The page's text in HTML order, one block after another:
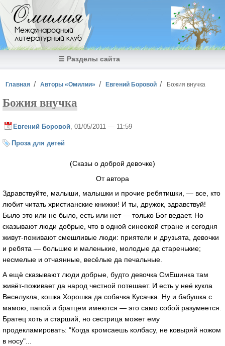
Перейти к основному содержанию
Омилия
Международный
литературный клуб
☰ Разделы сайта
Вы здесь
Главная Авторы «Омилии» Евгений Боровой Божия внучка
Божия внучка
Евгений Боровой , 01/05/2011 — 11:59
Проза для детей
(Сказы о доброй девочке)
От автора
Здравствуйте, малыши, малышки и прочие ребятишки, — все, кто
любит читать христианские книжки! И ты, дружок, здравствуй!
Было это или не было, есть или нет — только Бог ведает. Но
сказывают люди добрые, что в одной синеокой стране и сегодня
живут-поживают смешливые люди: приятели и друзьята, девочки
и ребята — большие и маленькие, молодые да старенькие;
несмелые и отчаянные, весёлые да печальные.
А ещё сказывают люди добрые, будто девочка СмЕшинка там
живёт-поживает да народ честной потешает. И есть у неё кукла
Веселукла, кошка Хорошка да собачка Кусачка. Ну и бабушка с
мамою, папой и братцем имеются — это само собой разумеется.
Братец хоть и старший, но сестрица может ему
продекламировать: "Когда кромсаешь колбасу, не ковыряй ножом
в носу"...